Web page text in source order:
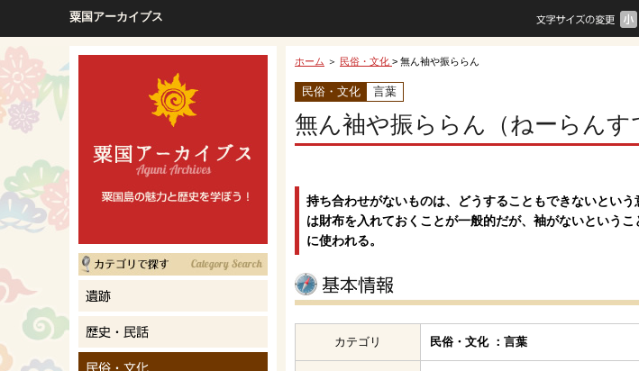
粟国アーカイブス
ホーム ＞ 民俗・文化 > 無ん袖や振ららん
民俗・文化 言葉
無ん袖や振ららん（ねーらんす
持ち合わせがないものは、どうすることもできないとい
は財布を入れておくことが一般的だが、袖がないという
に使われる。
カテゴリ 民俗・文化 ：言葉